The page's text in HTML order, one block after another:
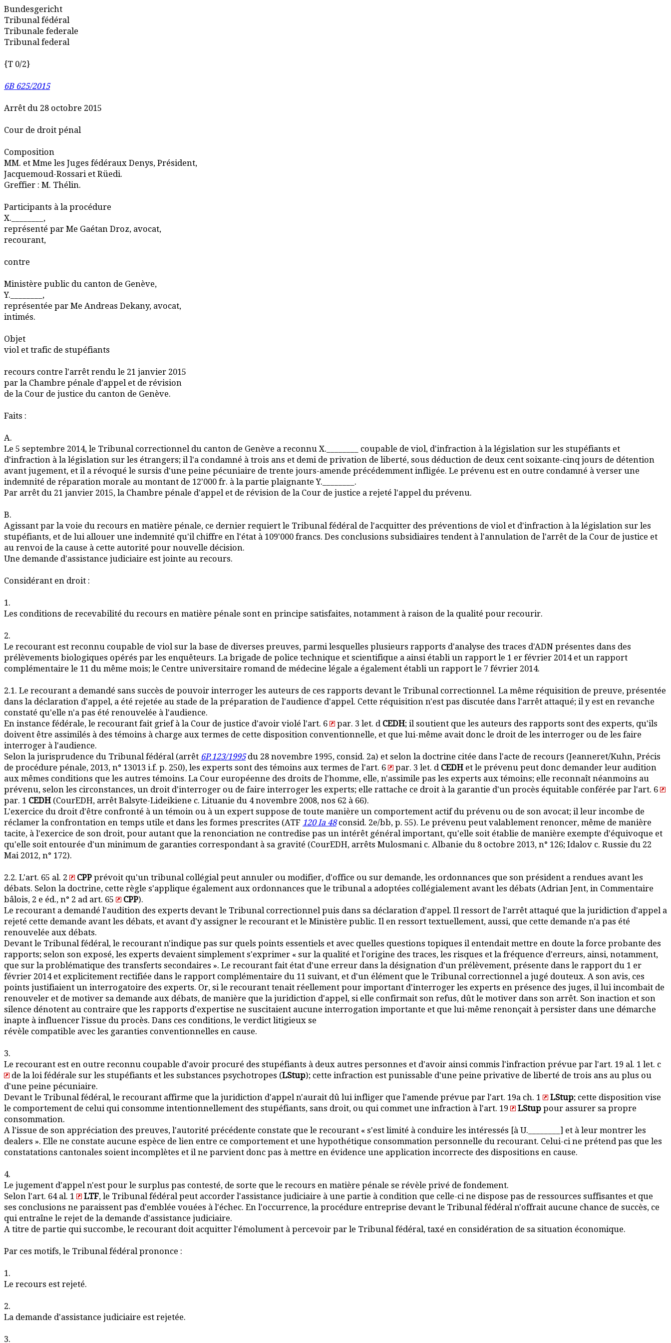
Bundesgericht
Tribunal fédéral
Tribunale federale
Tribunal federal
{T 0/2}
6B 625/2015
Arrêt du 28 octobre 2015
Cour de droit pénal
Composition
MM. et Mme les Juges fédéraux Denys, Président,
Jacquemoud-Rossari et Rüedi.
Greffier : M. Thélin.
Participants à la procédure
X.________,
représenté par Me Gaétan Droz, avocat,
recourant,
contre
Ministère public du canton de Genève,
Y.________,
représentée par Me Andreas Dekany, avocat,
intimés.
Objet
viol et trafic de stupéfiants
recours contre l'arrêt rendu le 21 janvier 2015
par la Chambre pénale d'appel et de révision
de la Cour de justice du canton de Genève.
Faits :
A.
Le 5 septembre 2014, le Tribunal correctionnel du canton de Genève a reconnu X.________ coupable de viol, d'infraction à la législation sur les stupéfiants et
d'infraction à la législation sur les étrangers; il l'a condamné à trois ans et demi de privation de liberté, sous déduction de deux cent soixante-cinq jours de détention
avant jugement, et il a révoqué le sursis d'une peine pécuniaire de trente jours-amende précédemment infligée. Le prévenu est en outre condamné à verser une
indemnité de réparation morale au montant de 12'000 fr. à la partie plaignante Y.________.
Par arrêt du 21 janvier 2015, la Chambre pénale d'appel et de révision de la Cour de justice a rejeté l'appel du prévenu.
B.
Agissant par la voie du recours en matière pénale, ce dernier requiert le Tribunal fédéral de l'acquitter des préventions de viol et d'infraction à la législation sur les
stupéfiants, et de lui allouer une indemnité qu'il chiffre en l'état à 109'000 francs. Des conclusions subsidiaires tendent à l'annulation de l'arrêt de la Cour de justice et
au renvoi de la cause à cette autorité pour nouvelle décision.
Une demande d'assistance judiciaire est jointe au recours.
Considérant en droit :
1.
Les conditions de recevabilité du recours en matière pénale sont en principe satisfaites, notamment à raison de la qualité pour recourir.
2.
Le recourant est reconnu coupable de viol sur la base de diverses preuves, parmi lesquelles plusieurs rapports d'analyse des traces d'ADN présentes dans des
prélèvements biologiques opérés par les enquêteurs. La brigade de police technique et scientifique a ainsi établi un rapport le 1 er février 2014 et un rapport
complémentaire le 11 du même mois; le Centre universitaire romand de médecine légale a également établi un rapport le 7 février 2014.
2.1. Le recourant a demandé sans succès de pouvoir interroger les auteurs de ces rapports devant le Tribunal correctionnel. La même réquisition de preuve, présentée
dans la déclaration d'appel, a été rejetée au stade de la préparation de l'audience d'appel. Cette réquisition n'est pas discutée dans l'arrêt attaqué; il y est en revanche
constaté qu'elle n'a pas été renouvelée à l'audience.
En instance fédérale, le recourant fait grief à la Cour de justice d'avoir violé l'art. 6
par. 3 let. d CEDH; il soutient que les auteurs des rapports sont des experts, qu'ils
doivent être assimilés à des témoins à charge aux termes de cette disposition conventionnelle, et que lui-même avait donc le droit de les interroger ou de les faire
interroger à l'audience.
Selon la jurisprudence du Tribunal fédéral (arrêt 6P.123/1995du 28 novembre 1995, consid. 2a) et selon la doctrine citée dans l'acte de recours (Jeanneret/Kuhn, Précis
de procédure pénale, 2013, n° 13013 i.f. p. 250), les experts sont des témoins aux termes de l'art. 6
par. 3 let. d CEDH et le prévenu peut donc demander leur audition
aux mêmes conditions que les autres témoins. La Cour européenne des droits de l'homme, elle, n'assimile pas les experts aux témoins; elle reconnaît néanmoins au
prévenu, selon les circonstances, un droit d'interroger ou de faire interroger les experts; elle rattache ce droit à la garantie d'un procès équitable conférée par l'art. 6
par. 1 CEDH (CourEDH, arrêt Balsyte-Lideikiene c. Lituanie du 4 novembre 2008, nos 62 à 66).
L'exercice du droit d'être confronté à un témoin ou à un expert suppose de toute manière un comportement actif du prévenu ou de son avocat; il leur incombe de
réclamer la confrontation en temps utile et dans les formes prescrites (ATF 120 Ia 48consid. 2e/bb, p. 55). Le prévenu peut valablement renoncer, même de manière
tacite, à l'exercice de son droit, pour autant que la renonciation ne contredise pas un intérêt général important, qu'elle soit établie de manière exempte d'équivoque et
qu'elle soit entourée d'un minimum de garanties correspondant à sa gravité (CourEDH, arrêts Mulosmani c. Albanie du 8 octobre 2013, n° 126; Idalov c. Russie du 22
Mai 2012, n° 172).
2.2. L'art. 65 al. 2 CPP prévoit qu'un tribunal collégial peut annuler ou modifier, d'office ou sur demande, les ordonnances que son président a rendues avant les
débats. Selon la doctrine, cette règle s'applique également aux ordonnances que le tribunal a adoptées collégialement avant les débats (Adrian Jent, in Commentaire
bâlois, 2 e éd., n° 2 ad art. 65
CPP).
Le recourant a demandé l'audition des experts devant le Tribunal correctionnel puis dans sa déclaration d'appel. Il ressort de l'arrêt attaqué que la juridiction d'appel a
rejeté cette demande avant les débats, et avant d'y assigner le recourant et le Ministère public. Il en ressort textuellement, aussi, que cette demande n'a pas été
renouvelée aux débats.
Devant le Tribunal fédéral, le recourant n'indique pas sur quels points essentiels et avec quelles questions topiques il entendait mettre en doute la force probante des
rapports; selon son exposé, les experts devaient simplement s'exprimer « sur la qualité et l'origine des traces, les risques et la fréquence d'erreurs, ainsi, notamment,
que sur la problématique des transferts secondaires ». Le recourant fait état d'une erreur dans la désignation d'un prélèvement, présente dans le rapport du 1 er
février 2014 et explicitement rectifiée dans le rapport complémentaire du 11 suivant, et d'un élément que le Tribunal correctionnel a jugé douteux. A son avis, ces
points justifiaient un interrogatoire des experts. Or, si le recourant tenait réellement pour important d'interroger les experts en présence des juges, il lui incombait de
renouveler et de motiver sa demande aux débats, de manière que la juridiction d'appel, si elle confirmait son refus, dût le motiver dans son arrêt. Son inaction et son
silence dénotent au contraire que les rapports d'expertise ne suscitaient aucune interrogation importante et que lui-même renonçait à persister dans une démarche
inapte à influencer l'issue du procès. Dans ces conditions, le verdict litigieux se
révèle compatible avec les garanties conventionnelles en cause.
3.
Le recourant est en outre reconnu coupable d'avoir procuré des stupéfiants à deux autres personnes et d'avoir ainsi commis l'infraction prévue par l'art. 19 al. 1 let. c
de la loi fédérale sur les stupéfiants et les substances psychotropes (LStup); cette infraction est punissable d'une peine privative de liberté de trois ans au plus ou
d'une peine pécuniaire.
Devant le Tribunal fédéral, le recourant affirme que la juridiction d'appel n'aurait dû lui infliger que l'amende prévue par l'art. 19a ch. 1
LStup; cette disposition vise
le comportement de celui qui consomme intentionnellement des stupéfiants, sans droit, ou qui commet une infraction à l'art. 19
LStup pour assurer sa propre
consommation.
A l'issue de son appréciation des preuves, l'autorité précédente constate que le recourant « s'est limité à conduire les intéressés [à U.________] et à leur montrer les
dealers ». Elle ne constate aucune espèce de lien entre ce comportement et une hypothétique consommation personnelle du recourant. Celui-ci ne prétend pas que les
constatations cantonales soient incomplètes et il ne parvient donc pas à mettre en évidence une application incorrecte des dispositions en cause.
4.
Le jugement d'appel n'est pour le surplus pas contesté, de sorte que le recours en matière pénale se révèle privé de fondement.
Selon l'art. 64 al. 1
LTF, le Tribunal fédéral peut accorder l'assistance judiciaire à une partie à condition que celle-ci ne dispose pas de ressources suffisantes et que
ses conclusions ne paraissent pas d'emblée vouées à l'échec. En l'occurrence, la procédure entreprise devant le Tribunal fédéral n'offrait aucune chance de succès, ce
qui entraîne le rejet de la demande d'assistance judiciaire.
A titre de partie qui succombe, le recourant doit acquitter l'émolument à percevoir par le Tribunal fédéral, taxé en considération de sa situation économique.
Par ces motifs, le Tribunal fédéral prononce :
1.
Le recours est rejeté.
2.
La demande d'assistance judiciaire est rejetée.
3.